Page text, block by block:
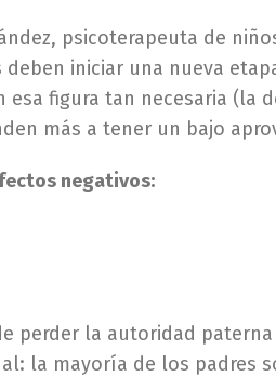
psicoterapeuta de
iniciar una nueva
esa figura tan necesaria
más a tener un bajo
negativos:
perder la autoridad
la mayoría de los padres